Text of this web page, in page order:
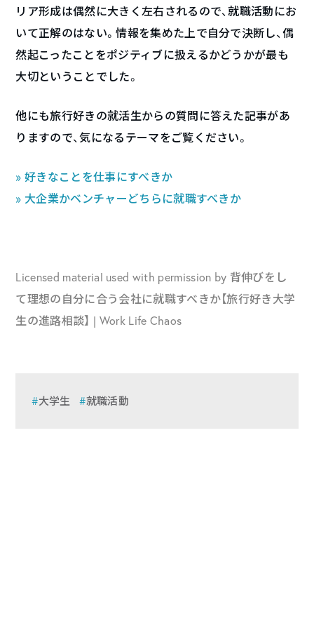
リア形成は偶然に大きく左右されるので、就職活動にお
いて正解のはない。情報を集めた上で自分で決断し、偶
然起こったことをポジティブに扱えるかどうかが最も
大切ということでした。
他にも旅行好きの就活生からの質問に答えた記事があ
りますので、気になるテーマをご覧ください。
» 好きなことを仕事にすべきか
» 大企業かベンチャーどちらに就職すべきか
Licensed material used with permission by 背伸びをし
て理想の自分に合う会社に就職すべきか【旅行好き大学
生の進路相談】 | Work Life Chaos
大学生 就職活動